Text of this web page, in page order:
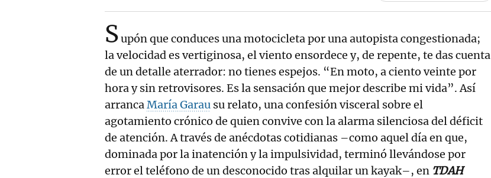
Supón que conduces una motocicleta por una autopista congestionada;
la velocidad es vertiginosa, el viento ensordece y, de repente, te das cuenta
de un detalle aterrador: no tienes espejos. “En moto, a ciento veinte por
hora y sin retrovisores. Es la sensación que mejor describe mi vida”. Así
arrancaMaría Garau su relato, una confesión visceral sobre el
agotamiento crónico de quien convive con la alarma silenciosa del déficit
de atención. A través de anécdotas cotidianas –como aquel día en que,
dominada por la inatención y la impulsividad, terminó llevándose por
error el teléfono de un desconocido tras alquilar un kayak–, en TDAH